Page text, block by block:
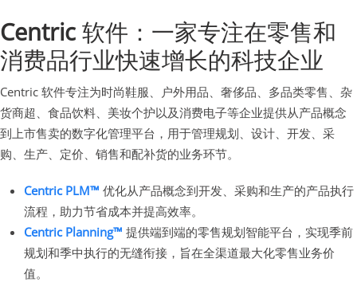
Centric 软件：一家专注在零售和
消费品行业快速增长的科技企业
Centric 软件专注为时尚鞋服、户外用品、奢侈品、多品类零售、杂
货商超、食品饮料、美妆个护以及消费电子等企业提供从产品概念
到上市售卖的数字化管理平台，用于管理规划、设计、开发、采
购、生产、定价、销售和配补货的业务环节。
Centric PLM™ 优化从产品概念到开发、采购和生产的产品执行
流程，助力节省成本并提高效率。
Centric Planning™ 提供端到端的零售规划智能平台，实现季前
规划和季中执行的无缝衔接，旨在全渠道最大化零售业务价
值。